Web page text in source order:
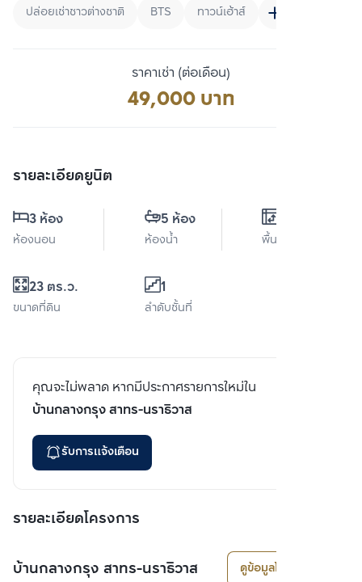
ปล่อยเช่าชาวต่างชาติ BTS ทาวน์เฮ้าส์
ราคาเช่า (ต่อเดือน)
49,000 บาท
รายละเอียดยูนิต
3 ห้อง
ห้องนอน
5 ห้อง
ห้องน้ำ พื้นที่ใช้สอย
23 ตร.ว.
ขนาดที่ดิน
1
ลำดับชั้นที่
คุณจะไม่พลาด หากมีประกาศรายการใหม่ใน
บ้านกลางกรุง สาทร-นราธิวาส
รับการแจ้งเตือน
รายละเอียดโครงการ
บ้านกลางกรุง สาทร-นราธิวาส ดูข้อมูลโครงการ